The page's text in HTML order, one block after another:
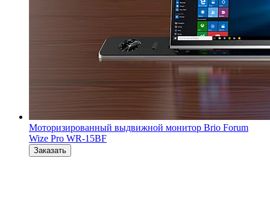
Моторизированный выдвижной монитор Brio Forum
Wize Pro WR-15BF
Заказать